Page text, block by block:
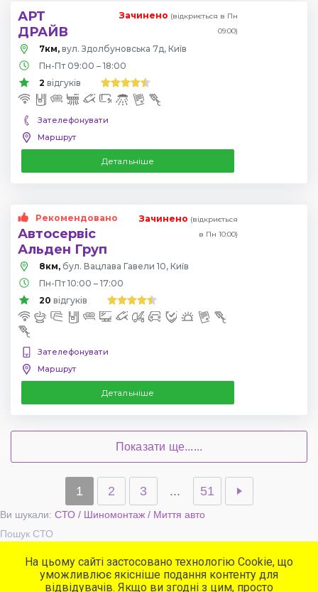
АРТ
ДРАЙВ
Зачинено (відкриється в Пн
09:00)
7км, вул. Здолбуновська 7д, Київ
Пн-Пт 09:00 – 18:00
2 відгуків
Зателефонувати
Маршрут
Детальніше
Рекомендовано
Автосервіс
Альден Груп
Зачинено (відкриється
в Пн 10:00)
8км, бул. Вацлава Гавели 10, Київ
Пн-Пт 10:00 – 17:00
20 відгуків
Зателефонувати
Маршрут
Детальніше
Показати ще......
1 2 3 ... 51
Ви шукали: СТО / Шиномонтаж / Миття авто
Пошук СТО
Популярні сервіси
СТО
На цьому сайті застосовано технологію Cookie, що
уможливлює якісніше подання контенту для
відвідувачів. Якщо ви згодні з цим, просто